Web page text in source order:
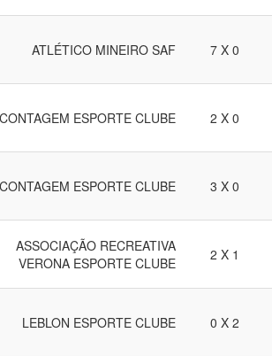
ATLÉTICO MINEIRO SAF 7 X 0
CONTAGEM ESPORTE CLUBE 2 X 0
CONTAGEM ESPORTE CLUBE 3 X 0
ASSOCIAÇÃO RECREATIVA
VERONA ESPORTE CLUBE
2 X 1
LEBLON ESPORTE CLUBE 0 X 2